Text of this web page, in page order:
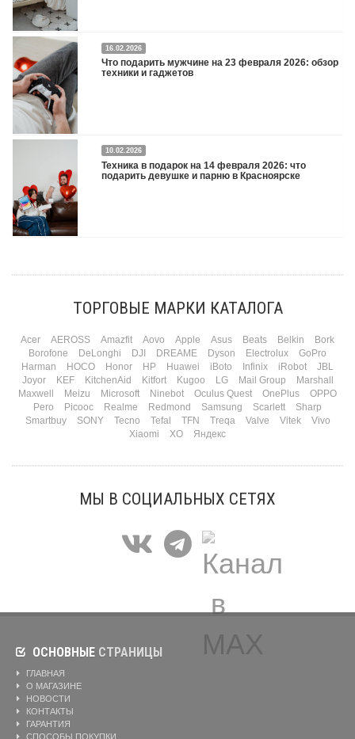
Что подарить на 8 марта 2026: техника для женщин
16.02.2026
Что подарить мужчине на 23 февраля 2026: обзор
техники и гаджетов
Двадцать третье февраля — праздник, на который мужчины делают вид, что им
все равно. А потом три дня рассказывают коллегам, какую колонку / приставку /
камеру им подарили. Не верьте словам — верьте глазам, которые загораются
при виде новой коробки.
10.02.2026
Техника в подарок на 14 февраля 2026: что
подарить девушке и парню в Красноярске
марта — контрольный выстрел по кошельку. Начнем с первого — потому что он
ТОРГОВЫЕ МАРКИ КАТАЛОГА
Acer AEROSS Amazfit Aovo Apple Asus Beats Belkin
Bork
Borofone
DeLonghi DJI DREAME Dyson Electrolux
GoPro
Harman
HOCO Honor HP Huawei iBoto Infinix iRobot
JBL
Joyor
KEF KitchenAid Kitfort Kugoo LG Mail Group
Marshall
Maxwell
Meizu Microsoft Ninebot Oculus Quest OnePlus
OPPO
Pero
Picooc Realme Redmond Samsung Scarlett
Sharp
Smartbuy
SONY Tecno Tefal TFN Treqa Valve Vitek
Vivo
Xiaomi
XO Яндекс
МЫ В СОЦИАЛЬНЫХ СЕТЯХ
ОСНОВНЫЕ СТРАНИЦЫ
ГЛАВНАЯ
О МАГАЗИНЕ
НОВОСТИ
КОНТАКТЫ
ГАРАНТИЯ
СПОСОБЫ ПОКУПКИ